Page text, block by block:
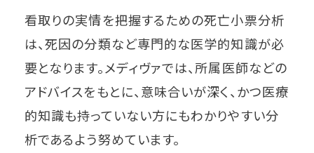
看取りの実情を把握するための死亡小票分析
は、死因の分類など専門的な医学的知識が必
要となります。メディヴァでは、所属医師などの
アドバイスをもとに、意味合いが深く、かつ医療
的知識も持っていない方にもわかりやすい分
析であるよう努めています。